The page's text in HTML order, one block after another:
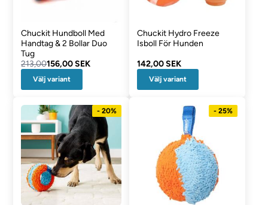
Chuckit Hundboll Med
Handtag & 2 Bollar Duo
Tug
213,00156,00 SEK
Välj variant
Chuckit Hydro Freeze
Isboll För Hunden
142,00 SEK
Välj variant
- 20% - 25%